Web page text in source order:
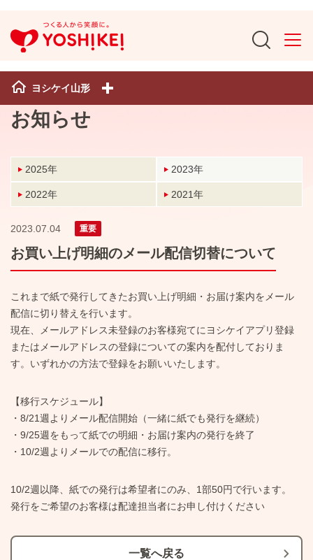
ヨシケイ山形
お知らせ
2025年 2023年
2022年 2021年
2023.07.04 重要
お買い上げ明細のメール配信切替について
これまで紙で発行してきたお買い上げ明細・お届け案内をメール
配信に切り替えを行います。
現在、メールアドレス未登録のお客様宛てにヨシケイアプリ登録
またはメールアドレスの登録についての案内を配付しておりま
す。いずれかの方法で登録をお願いいたします。
【移行スケジュール】
・8/21週よりメール配信開始（一緒に紙でも発行を継続）
・9/25週をもって紙での明細・お届け案内の発行を終了
・10/2週よりメールでの配信に移行。
10/2週以降、紙での発行は希望者にのみ、1部50円で行います。
発行をご希望のお客様は配達担当者にお申し付けください
一覧へ戻る